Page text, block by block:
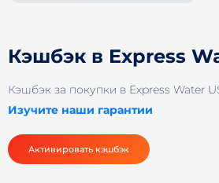
Кэшбэк в Express
Кэшбэк за покупки в Express Water
Изучите наши гарантии
Активировать кэшбэк